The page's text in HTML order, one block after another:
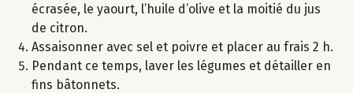
écrasée, le yaourt, l’huile d’olive et la moitié du jus
de citron.
Assaisonner avec sel et poivre et placer au frais 2 h.
Pendant ce temps, laver les légumes et détailler en
fins bâtonnets.